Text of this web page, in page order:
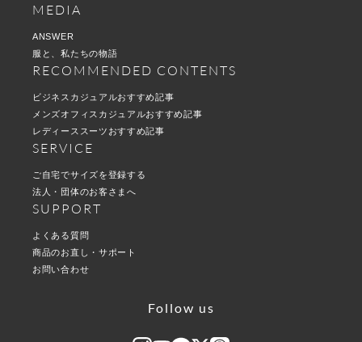
MEDIA
ANSWER
服と、私たちの物語
RECOMMENDED CONTENTS
ビジネスカジュアルおすすめ記事
メンズオフィスカジュアルおすすめ記事
レディーススーツおすすめ記事
SERVICE
ご自宅でサイズを登録する
法人・団体のお客さまへ
SUPPORT
よくある質問
商品のお直し・サポート
お問い合わせ
Follow us